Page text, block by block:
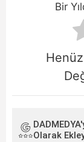
Bir
Olarak